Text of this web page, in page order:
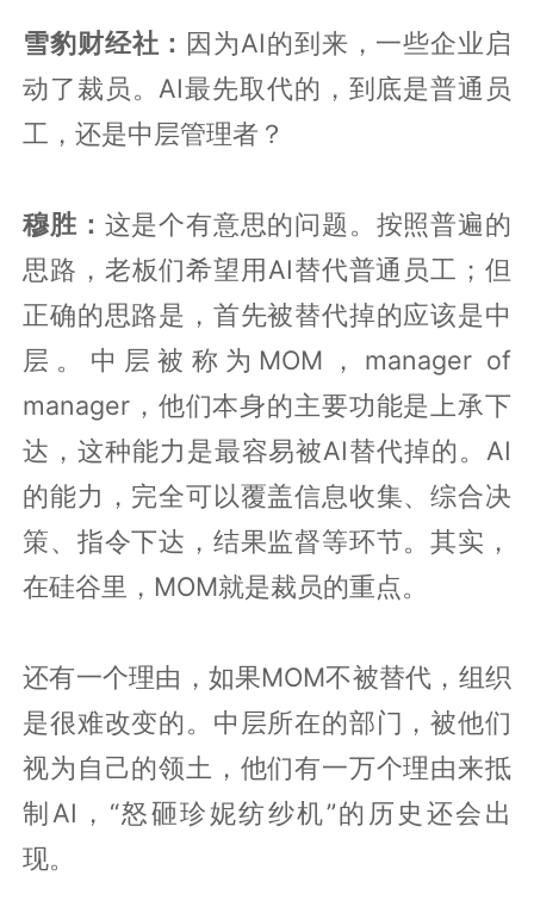
雪豹财经社： 因为AI的到来，一些企业启
动了裁员。AI最先取代的，到底是普通员
工，还是中层管理者？
穆胜： 这是个有意思的问题。按照普遍的
思路，老板们希望用AI替代普通员工；但
正确的思路是，首先被替代掉的应该是中
层。中层被称为MOM，manager of
manager，他们本身的主要功能是上承下
达，这种能力是最容易被AI替代掉的。AI
的能力，完全可以覆盖信息收集、综合决
策、指令下达，结果监督等环节。其实，
在硅谷里，MOM就是裁员的重点。
还有一个理由，如果MOM不被替代，组织
是很难改变的。中层所在的部门，被他们
视为自己的领土，他们有一万个理由来抵
制AI，“怒砸珍妮纺纱机”的历史还会出
现。